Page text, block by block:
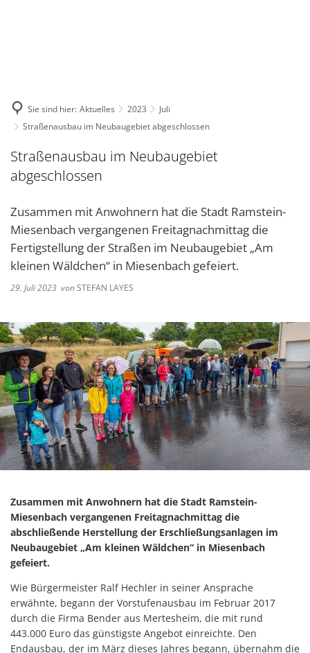
Sie sind hier: Aktuelles 2023
Juli
Straßenausbau im Neubaugebiet abgeschlossen
Straßenausbau im Neubaugebiet
abgeschlossen
Zusammen mit Anwohnern hat die Stadt Ramstein-
Miesenbach vergangenen Freitagnachmittag die
Fertigstellung der Straßen im Neubaugebiet „Am
kleinen Wäldchen“ in Miesenbach gefeiert.
29. Juli 2023 vonSTEFAN LAYES
Zusammen mit Anwohnern hat die Stadt Ramstein-
Miesenbach vergangenen Freitagnachmittag die
abschließende Herstellung der Erschließungsanlagen im
Neubaugebiet „Am kleinen Wäldchen“ in Miesenbach
gefeiert.
Wie Bürgermeister Ralf Hechler in seiner Ansprache
erwähnte, begann der Vorstufenausbau im Februar 2017
durch die Firma Bender aus Mertesheim, die mit rund
443.000 Euro das günstigste Angebot einreichte. Den
Endausbau, der im März dieses Jahres begann, übernahm die